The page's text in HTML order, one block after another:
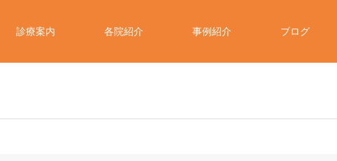
診療案内 各院紹介 事例紹介 ブログ